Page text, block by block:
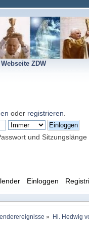
Webseite ZDW
oder registrieren
und Sitzungslänge
Einloggen
» Hl. Hedwig